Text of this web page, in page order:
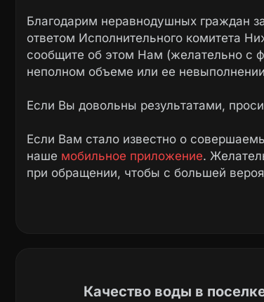
Благодарим неравнодушных граждан
ответом Исполнительного комитета
сообщите об этом Нам (желательно с
неполном объеме или ее
Если Вы довольны результатами,
Если Вам стало известно о
наше мобильное приложение.
при обращении, чтобы с большей
Качество воды в